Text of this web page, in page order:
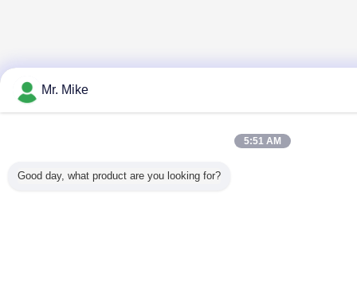
Mr. Mike
5:51 AM
Good day, what product are you looking for?